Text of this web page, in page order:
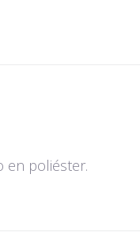
en poliéster.